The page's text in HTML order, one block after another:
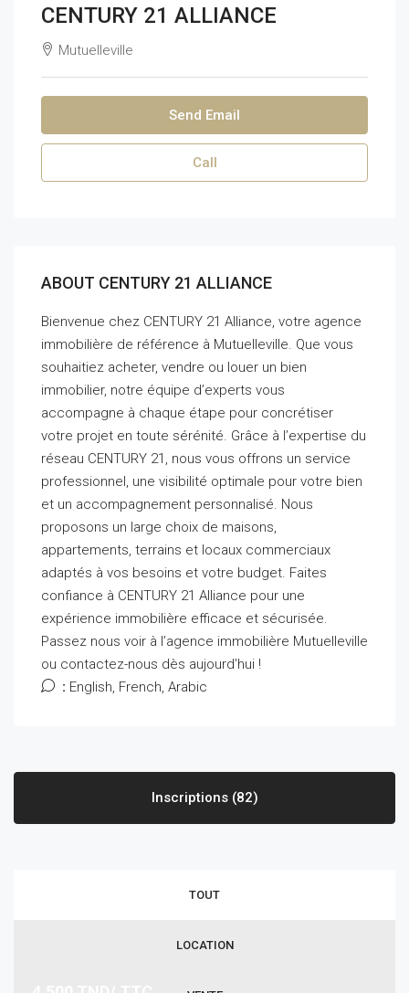
CENTURY 21 ALLIANCE
Mutuelleville
Send Email
Call
ABOUT CENTURY 21 ALLIANCE
Bienvenue chez CENTURY 21 Alliance, votre agence
immobilière de référence à Mutuelleville. Que vous
souhaitiez acheter, vendre ou louer un bien
immobilier, notre équipe d’experts vous
accompagne à chaque étape pour concrétiser
votre projet en toute sérénité. Grâce à l’expertise du
réseau CENTURY 21, nous vous offrons un service
professionnel, une visibilité optimale pour votre bien
et un accompagnement personnalisé. Nous
proposons un large choix de maisons,
appartements, terrains et locaux commerciaux
adaptés à vos besoins et votre budget. Faites
confiance à CENTURY 21 Alliance pour une
expérience immobilière efficace et sécurisée.
Passez nous voir à l’agence immobilière Mutuelleville
ou contactez-nous dès aujourd’hui !
: English, French, Arabic
Inscriptions (82)
TOUT
LOCATION